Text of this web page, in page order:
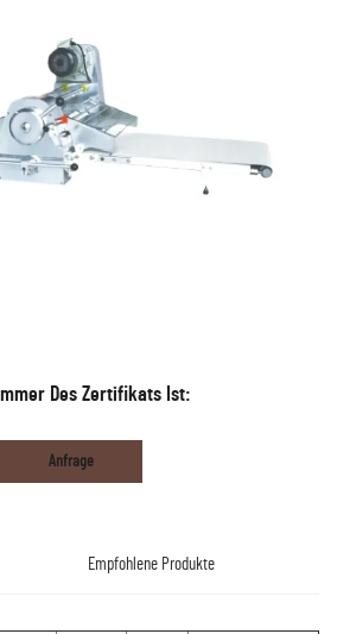
Des Zertifikats Ist:
Anfrage
Empfohlene Produkte